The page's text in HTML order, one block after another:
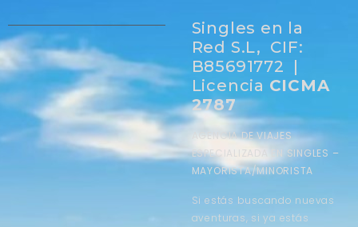
Singles en la
Red S.L, CIF:
B85691772 |
Licencia CICMA
2787
AGENCIA DE VIAJES
ESPECIALIZADA EN SINGLES –
MAYORISTA/MINORISTA
Si estás buscando nuevas
aventuras, si ya estás